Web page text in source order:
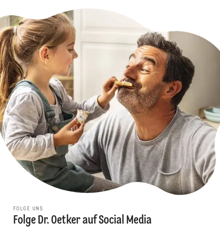
FOLGE UNS
Folge Dr. Oetker auf Social Media